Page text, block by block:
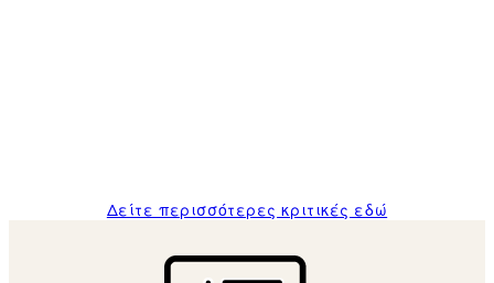
Δείτε περισσότερες κριτικές εδώ